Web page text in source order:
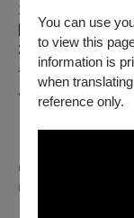
You can use
to view this
information is
when
reference only.
1. 凡持文化幣APP
限於 OPENTIX 網
2. 憑文化幣購買「
者），可享兩人同
用）。
◎ 全票｜220元／張
◎ TFAI會員票｜學